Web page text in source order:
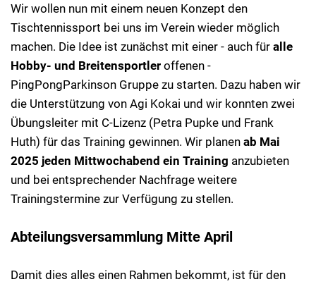
Wir wollen nun mit einem neuen Konzept den
Tischtennissport bei uns im Verein wieder möglich
machen. Die Idee ist zunächst mit einer - auch für alle
Hobby- und Breitensportler offenen -
PingPongParkinson Gruppe zu starten. Dazu haben wir
die Unterstützung von Agi Kokai und wir konnten zwei
Übungsleiter mit C-Lizenz (Petra Pupke und Frank
Huth) für das Training gewinnen. Wir planen ab Mai
2025 jeden Mittwochabend ein Training anzubieten
und bei entsprechender Nachfrage weitere
Trainingstermine zur Verfügung zu stellen.
Abteilungsversammlung Mitte April
Damit dies alles einen Rahmen bekommt, ist für den